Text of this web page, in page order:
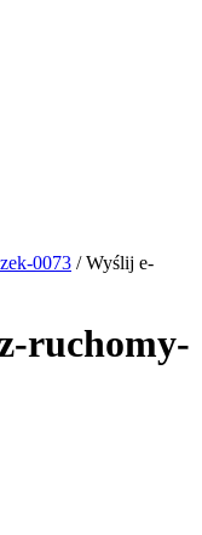
0073 / Wyślij e-
ruchomy-